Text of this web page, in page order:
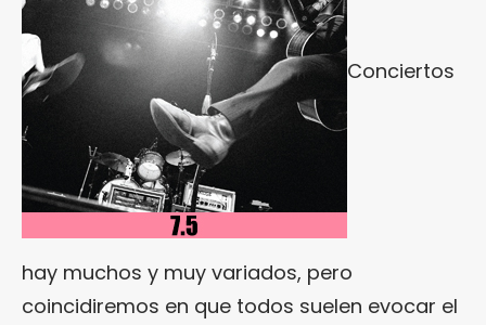
Conciertos
hay muchos y muy variados, pero
coincidiremos en que todos suelen evocar el